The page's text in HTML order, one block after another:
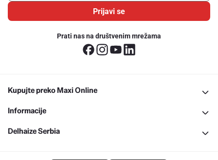
Prijavi se
Prati nas na društvenim mrežama
Kupujte preko Maxi Online
Informacije
Delhaize Serbia